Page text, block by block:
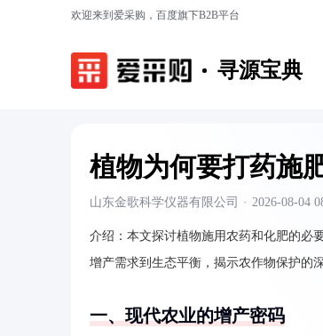
欢迎来到爱采购，百度旗下B2B平台
寻源宝典
植物为何要打药施
山东金歌科学仪器有限公司 · 2026-08-04
介绍： 本文探讨植物施用农药和化肥的必
增产需求到生态平衡，揭示农作物保护的
一、现代农业的增产密码